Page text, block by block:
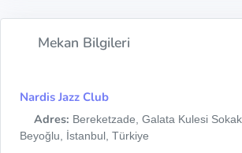
Mekan Bilgileri
Nardis Jazz Club
Adres: Bereketzade, Galata Kulesi
Beyoğlu, İstanbul, Türkiye